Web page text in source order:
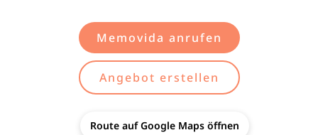
Memovida anrufen
Angebot erstellen
Route auf Google Maps öffnen